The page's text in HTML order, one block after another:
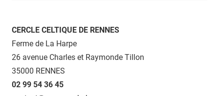
CERCLE CELTIQUE DE RENNES
Ferme de La Harpe
26 avenue Charles et Raymonde Tillon
35000 RENNES
02 99 54 36 45